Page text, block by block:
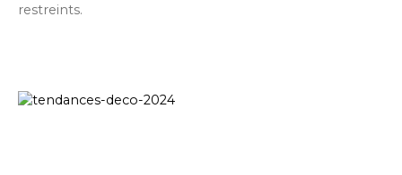
restreints.